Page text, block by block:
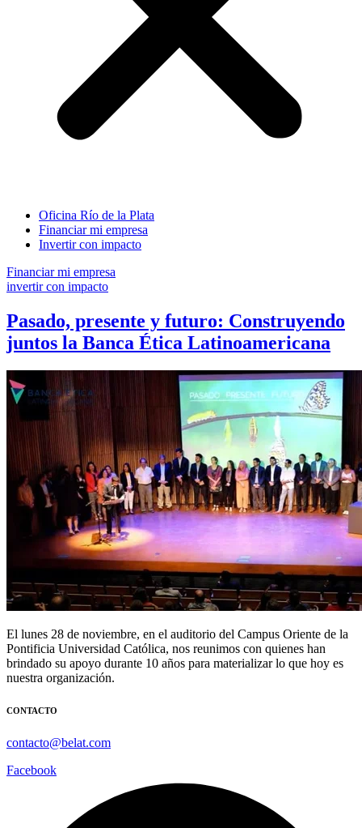
Oficina Río de la Plata
Financiar mi empresa
Invertir con impacto
Financiar mi empresa
invertir con impacto
Pasado, presente y futuro: Construyendo
juntos la Banca Ética Latinoamericana
El lunes 28 de noviembre, en el auditorio del Campus Oriente de la
Pontificia Universidad Católica, nos reunimos con quienes han
brindado su apoyo durante 10 años para materializar lo que hoy es
nuestra organización.
CONTACTO
contacto@belat.com
Facebook